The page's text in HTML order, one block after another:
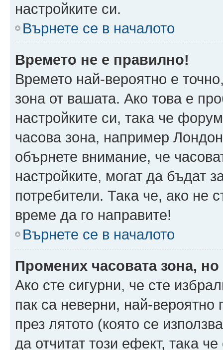
настройките си.
Върнете се в началото
Времето не е правилно!
Времето най-вероятно е
зона от вашата. Ако това е
настройките си, така че
часова зона, например
обърнете внимание, че
настройките, могат да бъдат
потребители. Така че, ако не
време да го направите!
Върнете се в началото
Промених часовата зона,
Ако сте сигурни, че сте
пак са неверни, най-
през лятото (която се
да отчитат този ефект, така